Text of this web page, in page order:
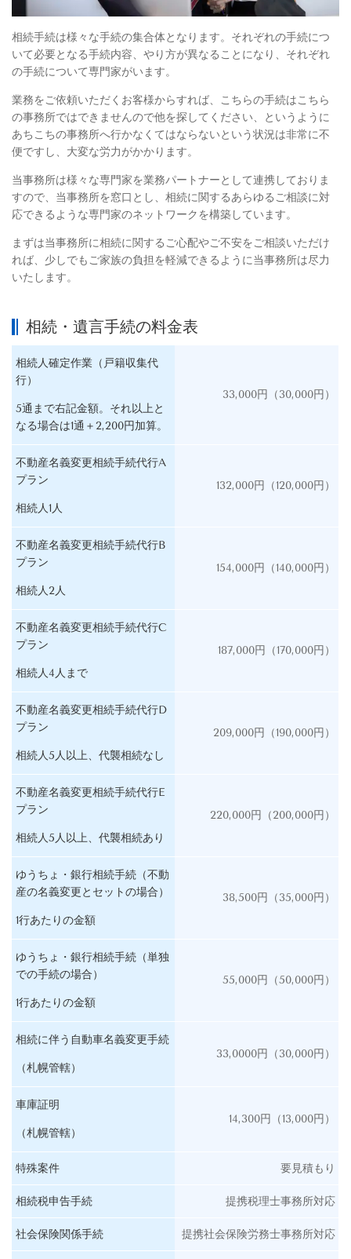
相続手続は様々な手続の集合体となります。それぞれの手続につ
いて必要となる手続内容、やり方が異なることになり、それぞれ
の手続について専門家がいます。
業務をご依頼いただくお客様からすれば、こちらの手続はこちら
の事務所ではできませんので他を探してください、というように
あちこちの事務所へ行かなくてはならないという状況は非常に不
便ですし、大変な労力がかかります。
当事務所は様々な専門家を業務パートナーとして連携しておりま
すので、当事務所を窓口とし、相続に関するあらゆるご相談に対
応できるような専門家のネットワークを構築しています。
まずは当事務所に相続に関するご心配やご不安をご相談いただけ
れば、少しでもご家族の負担を軽減できるように当事務所は尽力
いたします。
相続・遺言手続の料金表
相続人確定作業（戸籍収集代
行）
5通まで右記金額。それ以上と
なる場合は1通＋2,200円加算。
33,000円（30,000円）
不動産名義変更相続手続代行A
プラン
相続人1人
132,000円（120,000円）
不動産名義変更相続手続代行B
プラン
相続人2人
154,000円（140,000円）
不動産名義変更相続手続代行C
プラン
相続人4人まで
187,000円（170,000円）
不動産名義変更相続手続代行D
プラン
相続人5人以上、代襲相続なし
209,000円（190,000円）
不動産名義変更相続手続代行E
プラン
相続人5人以上、代襲相続あり
220,000円（200,000円）
ゆうちょ・銀行相続手続（不動
産の名義変更とセットの場合）
1行あたりの金額
38,500円（35,000円）
ゆうちょ・銀行相続手続（単独
での手続の場合）
1行あたりの金額
55,000円（50,000円）
相続に伴う自動車名義変更手続
（札幌管轄）
33,0000円（30,000円）
車庫証明
（札幌管轄）
14,300円（13,000円）
特殊案件 要見積もり
相続税申告手続 提携税理士事務所対応
社会保険関係手続 提携社会保険労務士事務所対応